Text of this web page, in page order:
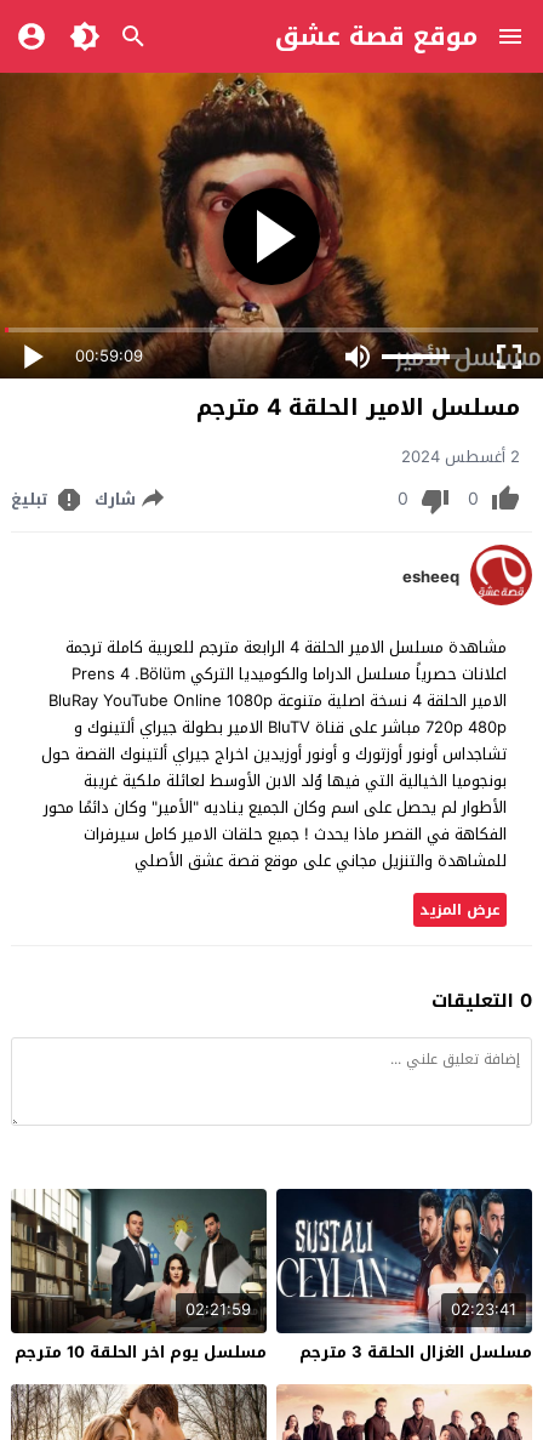
موقع قصة عشق
00:59:09
مسلسل الامير الحلقة 4 مترجم
2 أغسطس 2024
0
0 شارك تبليغ
esheeq
مشاهدة مسلسل الامير الحلقة 4 الرابعة مترجم للعربية كاملة ترجمة
اعلانات حصرياً مسلسل الدراما والكوميديا التركي Prens 4 .Bölüm
الامير الحلقة 4 نسخة اصلية متنوعة BluRay YouTube Online 1080p
720p 480p مباشر على قناة BluTV الامير بطولة جيراي ألتينوك و
تشاجداس أونور أوزتورك و أونور أوزيدين اخراج جيراي ألتينوك القصة حول
بونجوميا الخيالية التي فيها وُلد الابن الأوسط لعائلة ملكية غريبة
الأطوار لم يحصل على اسم وكان الجميع يناديه "الأمير" وكان دائمًا محور
الفكاهة في القصر ماذا يحدث ! جميع حلقات الامير كامل سيرفرات
للمشاهدة والتنزيل مجاني على موقع قصة عشق الأصلي
عرض المزيد
0 التعليقات
02:23:41
مسلسل الغزال الحلقة 3 مترجم
02:21:59
مسلسل يوم اخر الحلقة 10 مترجم